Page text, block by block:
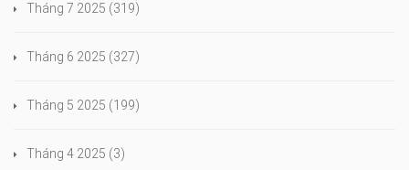
Tháng 7 2025 (319)
Tháng 6 2025 (327)
Tháng 5 2025 (199)
Tháng 4 2025 (3)